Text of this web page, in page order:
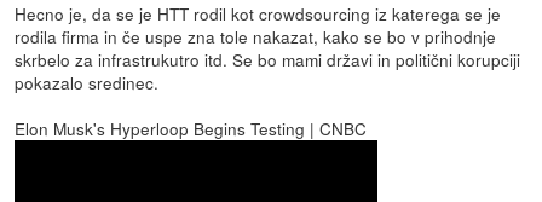
Hecno je, da se je HTT rodil kot crowdsourcing iz katerega se je
rodila firma in če uspe zna tole nakazat, kako se bo v prihodnje
skrbelo za infrastrukutro itd. Se bo mami državi in politični korupciji
pokazalo sredinec.
Elon Musk's Hyperloop Begins Testing | CNBC